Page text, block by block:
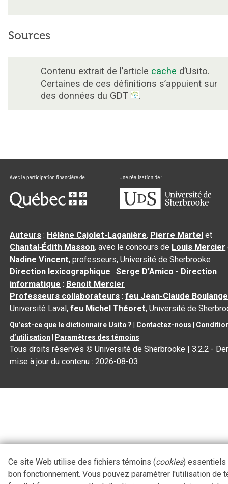
Sources
Contenu extrait de l’article cache d’Usito.
Certaines de ces définitions s’appuient sur
des données du GDT
.
Auteurs : Hélène Cajolet-Laganière, Pierre Martel et
Chantal‑Édith Masson, avec le concours de Louis Mercier
Nadine Vincent, professeurs, Université de Sherbrooke
Direction lexicographique :Serge D’Amico - Direction
informatique : Benoit Mercier
Professeurs collaborateurs :feu Jean-Claude
Université Laval,feu Michel Théoret, Université de
Qu’est-ce que le dictionnaire Usito ? Contactez-nous
d’utilisation
Paramètres des témoins
Tous droits réservés © Université de Sherbrooke |3.2.2 -
mise à jour du contenu :2026-08-03
Ce site Web utilise des fichiers témoins (cookies) essentiels
bon fonctionnement. Vous pouvez paramétrer l'utilisation de